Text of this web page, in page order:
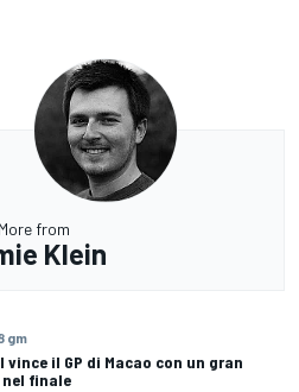
More from
Klein
gm
vince il GP di Macao con un gran
finale